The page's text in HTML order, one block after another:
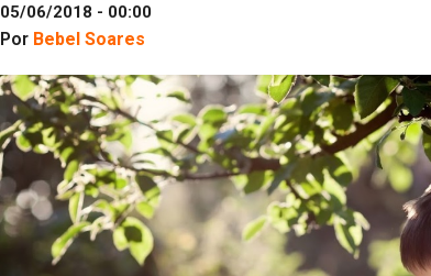
05/06/2018 - 00:00
Por Bebel Soares